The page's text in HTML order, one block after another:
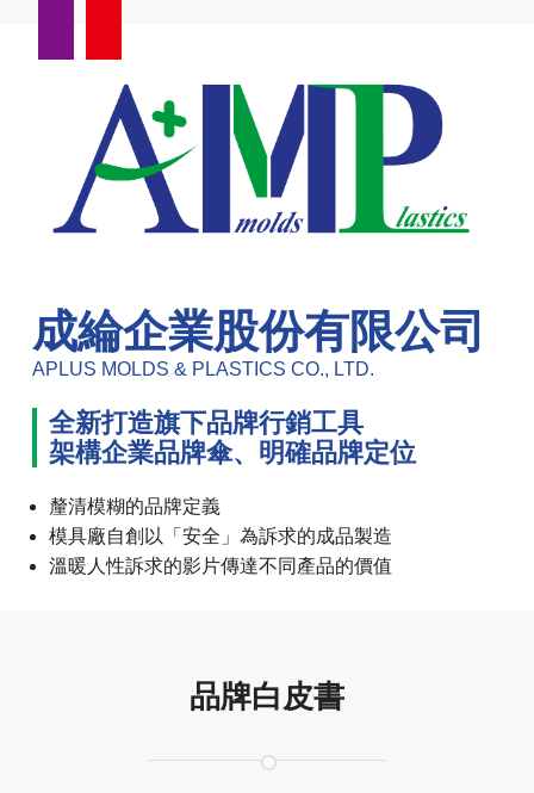
成綸企業股份有限公司
APLUS MOLDS & PLASTICS CO., LTD.
全新打造旗下品牌行銷工具
架構企業品牌傘、明確品牌定位
釐清模糊的品牌定義
模具廠自創以「安全」為訴求的成品製造
溫暖人性訴求的影片傳達不同產品的價值
品牌白皮書